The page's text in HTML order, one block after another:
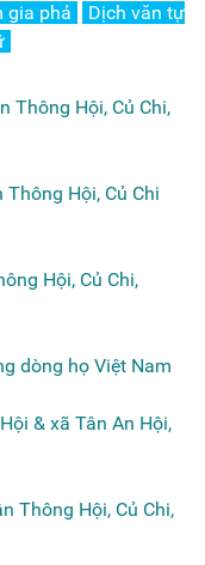
gia phả
Dịch văn tự
Thông Hội, Củ Chi,
Hội, Củ Chi
Hội, Củ Chi,
dòng họ Việt Nam
& xã Tân An Hội,
Thông Hội, Củ Chi,